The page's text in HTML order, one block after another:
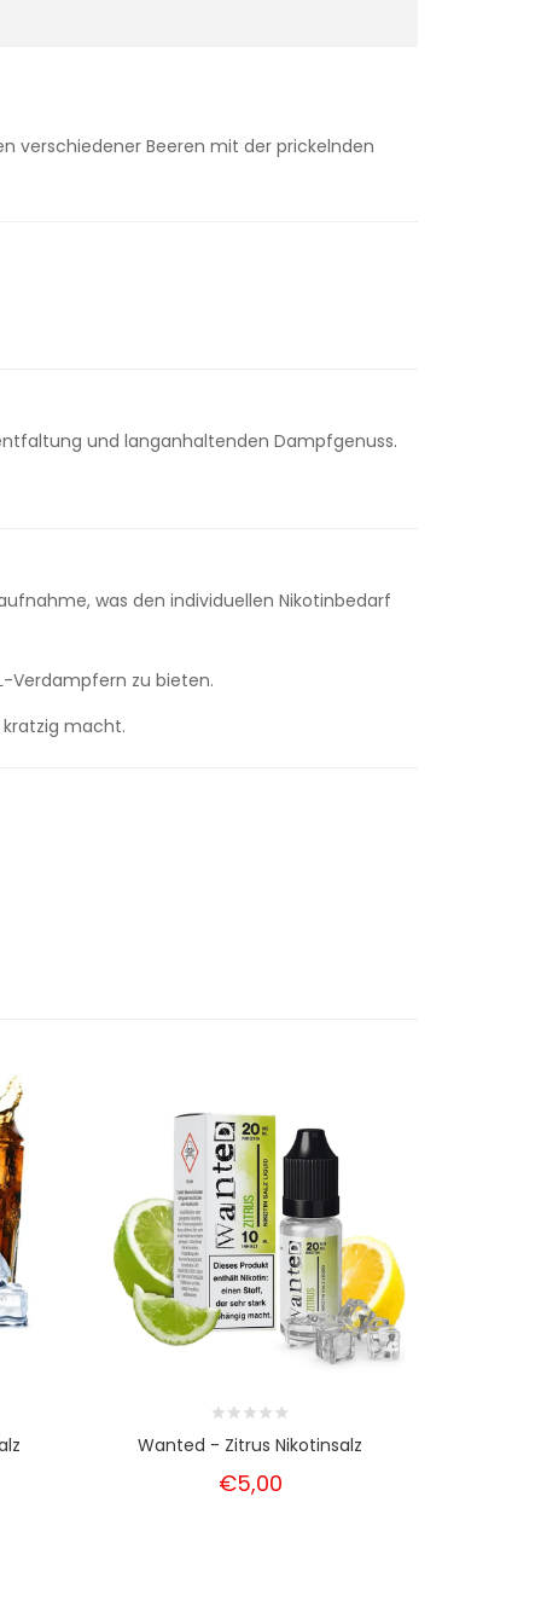
verschiedener Beeren mit der prickelnden
und langanhaltenden Dampfgenuss.
was den individuellen Nikotinbedarf
Verdampfern zu bieten.
macht.
Wanted - Zitrus Nikotinsalz
€5,00